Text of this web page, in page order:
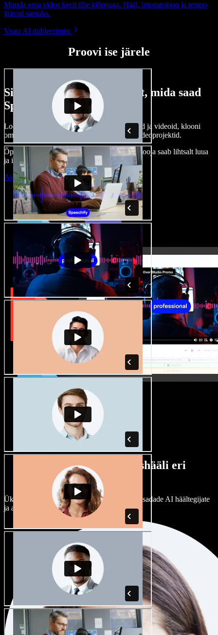
Muuda oma video keelt ühe klõpsuga. Hääl, intonatsioon ja tempo
jäävad samaks.
Vaata AI dubleerimist
Proovi ise järele
Siin on vaid väike osa sellest, mida saad
Speechify Studioga teha.
Loo voice-over’eid, kasuta tasuta pilte, helisid ja videoid, klooni
oma häält ja pane kokku terviklikud audio-videoprojektid.
Õppimiskõver puudub, kõik töötab veebis – looja saab lihtsalt luua
ja ideed kiiresti ellu viia.
Ava Studio
Lai valik mees- ja naishääli eri
aktsentidega
Ükski projekt ei pea kõlama ühtemoodi. Vali sadade AI häältegijate
ja aktsentide hulgast ning kohanda neid.